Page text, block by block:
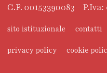
C.F. 00153390083 - P.Iva:
sito istituzionale contatti
privacy policy cookie